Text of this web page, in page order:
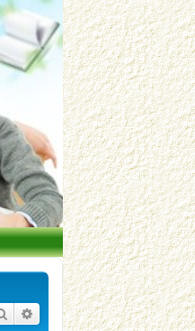
Поиск Расширенный поиск